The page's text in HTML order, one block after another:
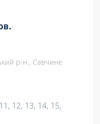
р-н., Савчине
12, 13, 14, 15,